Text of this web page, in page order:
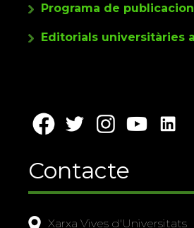
Programa de
Editorials universitàries
Contacte
Xarxa Vives d'Universitats